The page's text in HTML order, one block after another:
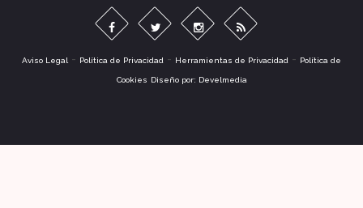
Aviso Legal - Política de Privacidad - Herramientas de Privacidad - Política de
Cookies Diseño por: Develmedia